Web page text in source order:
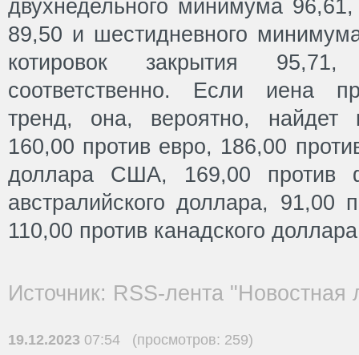
двухнедельного минимума
89,50 и шестидневного
котировок закрытия
соответственно. Если иена
тренд, она, вероятно, найдет
160,00 против евро, 186,00
доллара США, 169,00 против
австралийского доллара, 91,00
110,00 против канадского
Источник: RSS-лента "Новостная
19.12.2023 07:54 (просмотров: 259)